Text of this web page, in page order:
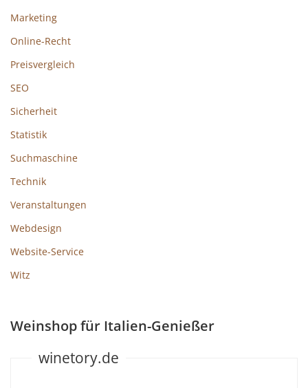
Marketing
Online-Recht
Preisvergleich
SEO
Sicherheit
Statistik
Suchmaschine
Technik
Veranstaltungen
Webdesign
Website-Service
Witz
Weinshop für Italien-Genießer
winetory.de